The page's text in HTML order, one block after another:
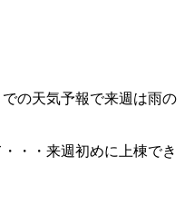
の天気予報で来週は雨の
・・来週初めに上棟でき